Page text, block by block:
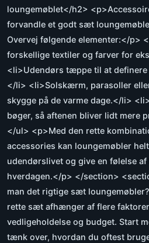
loungemøblet</h2>
forvandle et godt sæt
Overvej følgende elementer:</p>
forskellige textiler og farver for
<li>Udendørs tæppe til at
</li> <li>Solskærm, parasoller
skygge på de varme dage.</li>
bøger, så aftenen bliver lidt mere
</ul> <p>Med den rette
accessories kan loungemøbler
udendørslivet og give en følelse
hverdagen.</p> </section>
man det rigtige sæt
rette sæt afhænger af flere
vedligeholdelse og budget. Start
tænk over, hvordan du oftest